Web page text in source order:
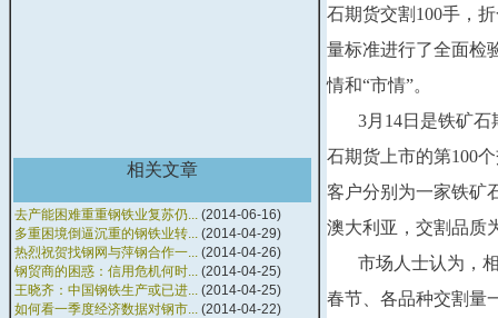
相关文章
去产能困难重重钢铁业复苏仍... (2014-06-16)
多重困境倒逼沉重的钢铁业转... (2014-04-29)
热烈祝贺找钢网与萍钢合作一... (2014-04-26)
钢贸商的困惑：信用危机何时... (2014-04-25)
王晓齐：中国钢铁生产或已进... (2014-04-25)
如何看一季度经济数据对钢市... (2014-04-22)
石期货交割100手，
量标准进行了全面检
情和“市情”。
3月14日是铁矿石
石期货上市的第100
客户分别为一家铁矿
澳大利亚，交割品质
市场人士认为，相
春节、各品种交割量